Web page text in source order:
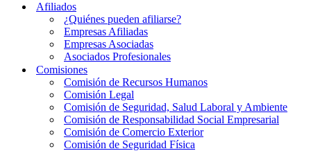
Afiliados
¿Quiénes pueden afiliarse?
Empresas Afiliadas
Empresas Asociadas
Asociados Profesionales
Comisiones
Comisión de Recursos Humanos
Comisión Legal
Comisión de Seguridad, Salud Laboral y Ambiente
Comisión de Responsabilidad Social Empresarial
Comisión de Comercio Exterior
Comisión de Seguridad Física